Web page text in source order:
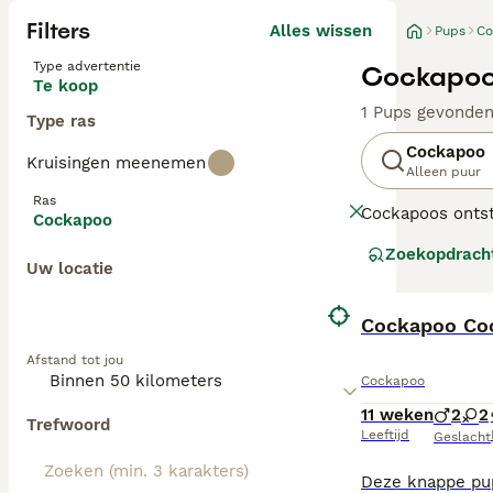
Filters Alles wissen
Type advertentie
Te koop
Type ras
Kruisingen meenemen
Ras
Cockapoo
Uw locatie
Afstand tot jou
Trefwoord
Pups
1 Pups gevonden
Cockapoo
Alleen puur
Cockapoos
zijn geworden,
Generaties
verharende,
in uiterlijk en de
Met hun
Cockapoo
Cockapoo
11 weken
Leeftijd
2 2
Geslacht